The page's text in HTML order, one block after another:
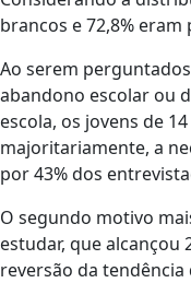
brancos e 72,8%
Ao serem
abandono escolar ou
escola, os jovens de
majoritariamente, a
por 43% dos
O segundo motivo
estudar, que alcançou
reversão da tendência